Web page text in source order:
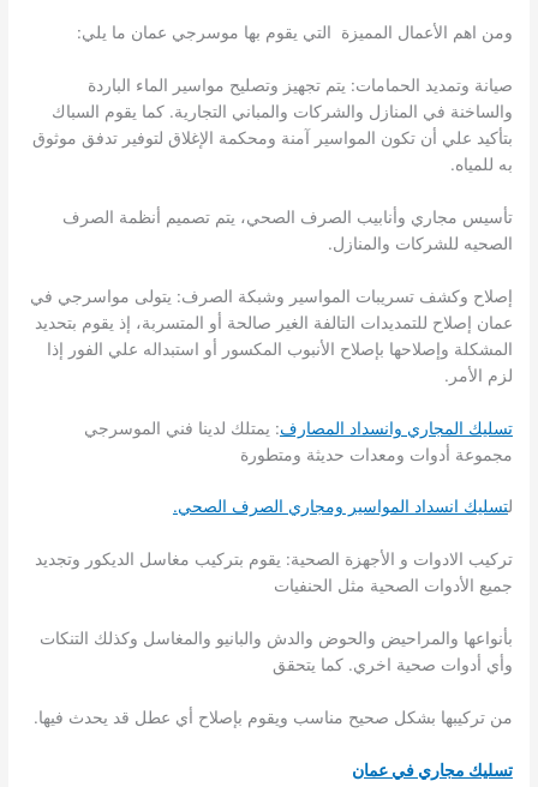
ومن اهم الأعمال المميزة التي يقوم بها موسرجي عمان ما يلي:
صيانة وتمديد الحمامات: يتم تجهيز وتصليح مواسير الماء الباردة
والساخنة في المنازل والشركات والمباني التجارية. كما يقوم السباك
بتأكيد علي أن تكون المواسير آمنة ومحكمة الإغلاق لتوفير تدفق موثوق
به للمياه.
تأسيس مجاري وأنابيب الصرف الصحي، يتم تصميم أنظمة الصرف
الصحيه للشركات والمنازل.
إصلاح وكشف تسريبات المواسير وشبكة الصرف: يتولى مواسرجي في
عمان إصلاح للتمديدات التالفة الغير صالحة أو المتسربة، إذ يقوم بتحديد
المشكلة وإصلاحها بإصلاح الأنبوب المكسور أو استبداله علي الفور إذا
لزم الأمر.
تسليك المجاري وانسداد المصارف: يمتلك لدينا فني الموسرجي
مجموعة أدوات ومعدات حديثة ومتطورة
لتسليك انسداد المواسير ومجاري الصرف الصحي.
تركيب الادوات و الأجهزة الصحية: يقوم بتركيب مغاسل الديكور وتجديد
جميع الأدوات الصحية مثل الحنفيات
بأنواعها والمراحيض والحوض والدش والبانيو والمغاسل وكذلك التنكات
وأي أدوات صحية اخري. كما يتحقق
من تركيبها بشكل صحيح مناسب ويقوم بإصلاح أي عطل قد يحدث فيها.
تسليك مجاري في عمان